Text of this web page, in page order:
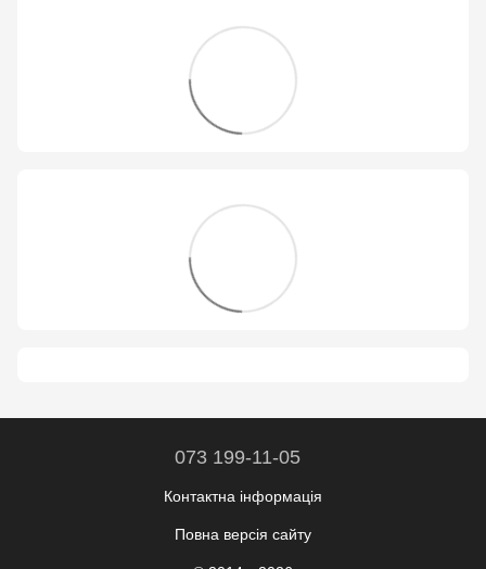
073 199-11-05
Контактна інформація
Повна версія сайту